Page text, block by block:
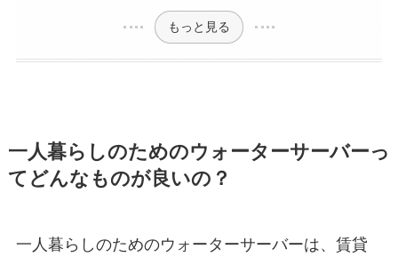
もっと見る
一人暮らしのためのウォーターサーバーっ
てどんなものが良いの？
一人暮らしのためのウォーターサーバーは、賃貸